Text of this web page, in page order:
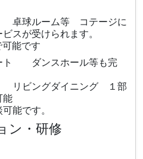
卓球ルーム等 コテージに
スが受けられます。
能です
ダンスホール等も完
ビングダイニング １部
能
能です。
ン・研修